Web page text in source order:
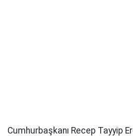
Cumhurbaşkanı Recep Tayyip